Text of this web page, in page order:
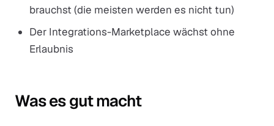
brauchst (die meisten werden es nicht tun)
Der Integrations-Marketplace wächst ohne
Erlaubnis
Was es gut macht